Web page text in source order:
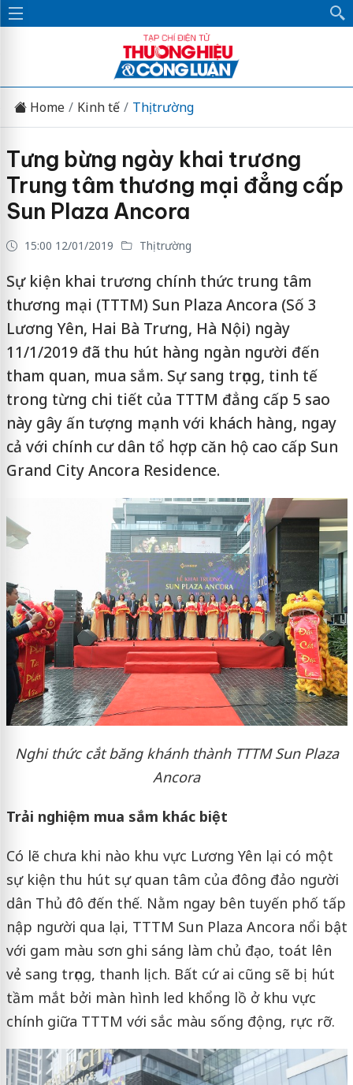
Home Kinh tế Thị trường
Tưng bừng ngày khai trương
Trung tâm thương mại đẳng cấp
Sun Plaza Ancora
15:00 12/01/2019 Thị trường
Sự kiện khai trương chính thức trung tâm
thương mại (TTTM) Sun Plaza Ancora (Số 3
Lương Yên, Hai Bà Trưng, Hà Nội) ngày
11/1/2019 đã thu hút hàng ngàn người đến
tham quan, mua sắm. Sự sang trọng, tinh tế
trong từng chi tiết của TTTM đẳng cấp 5 sao
này gây ấn tượng mạnh với khách hàng, ngay
cả với chính cư dân tổ hợp căn hộ cao cấp Sun
Grand City Ancora Residence.
Nghi thức cắt băng khánh thành TTTM Sun Plaza
Ancora
Trải nghiệm mua sắm khác biệt
Có lẽ chưa khi nào khu vực Lương Yên lại có một
sự kiện thu hút sự quan tâm của đông đảo người
dân Thủ đô đến thế. Nằm ngay bên tuyến phố tấp
nập người qua lại, TTTM Sun Plaza Ancora nổi bật
với gam màu sơn ghi sáng làm chủ đạo, toát lên
vẻ sang trọng, thanh lịch. Bất cứ ai cũng sẽ bị hút
tầm mắt bởi màn hình led khổng lồ ở khu vực
chính giữa TTTM với sắc màu sống động, rực rỡ.